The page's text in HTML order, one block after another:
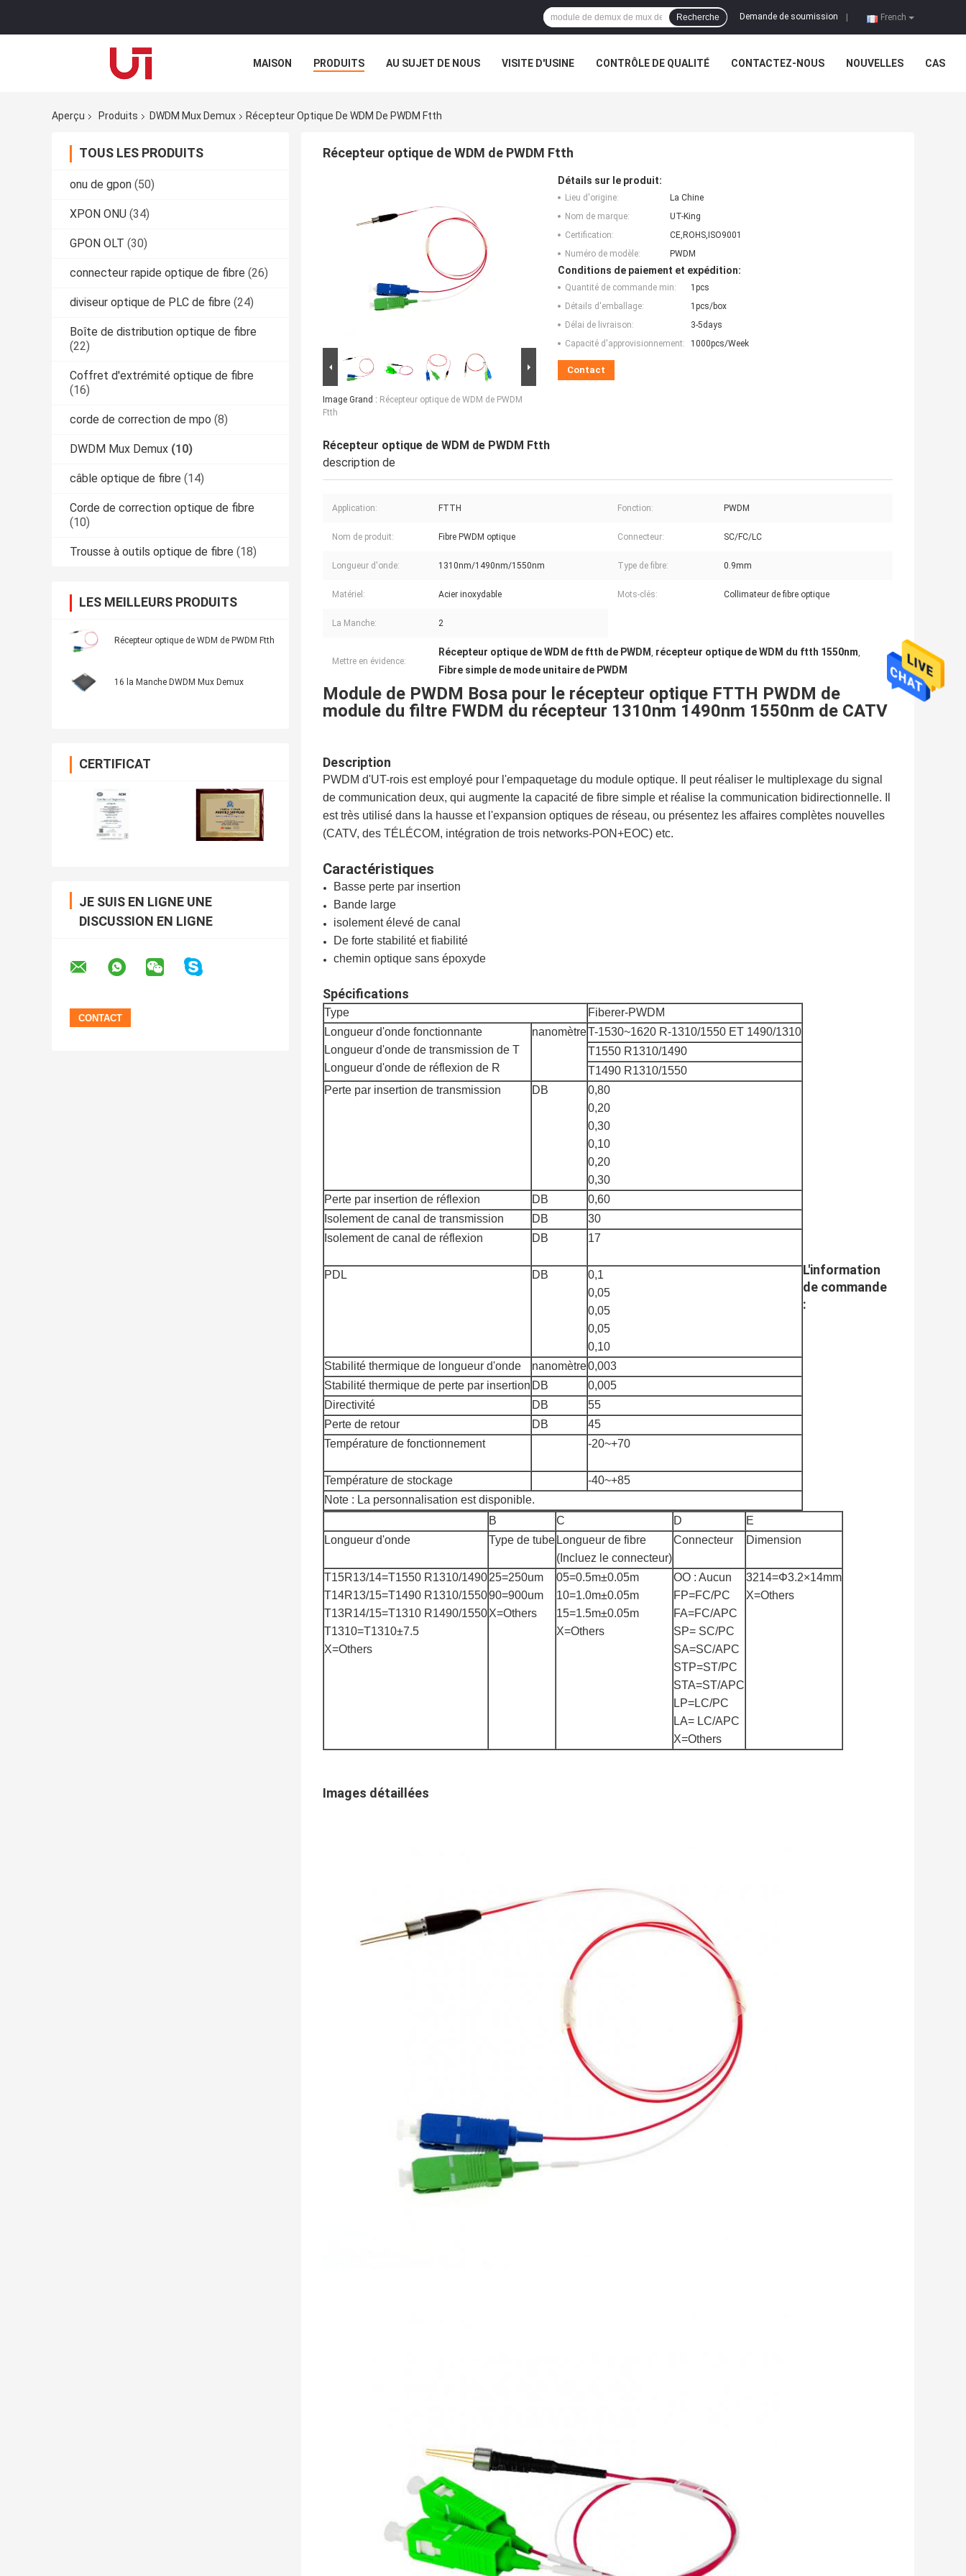
French
Demande de soumission
Recherche
MAISON PRODUITS AU SUJET DE NOUS VISITE D'USINE CONTRÔLE DE QUALITÉ CONTACTEZ-NOUS NOUVELLES CAS
Aperçu Produits DWDM Mux Demux Récepteur Optique De WDM De PWDM Ftth
TOUS LES PRODUITS
onu de gpon (50)
XPON ONU (34)
GPON OLT (30)
connecteur rapide optique de fibre (26)
diviseur optique de PLC de fibre (24)
Boîte de distribution optique de fibre
(22)
Coffret d'extrémité optique de fibre
(16)
corde de correction de mpo (8)
DWDM Mux Demux (10)
câble optique de fibre (14)
Corde de correction optique de fibre
(10)
Trousse à outils optique de fibre (18)
LES MEILLEURS PRODUITS
Récepteur optique de WDM de PWDM Ftth
16 la Manche DWDM Mux Demux
CERTIFICAT
JE SUIS EN LIGNE UNE
DISCUSSION EN LIGNE
Récepteur optique de WDM de PWDM Ftth
Image Grand : Récepteur optique de WDM de PWDM
Ftth
Détails sur le produit:
Lieu d'origine:
La Chine
Nom de marque:
UT-King
Certification:
CE,ROHS,ISO9001
Numéro de modèle:
PWDM
Conditions de paiement et expédition:
Quantité de commande min:
1pcs
Détails d'emballage:
1pcs/box
Délai de livraison:
3-5days
Capacité d'approvisionnement:
1000pcs/Week
Contact
Récepteur optique de WDM de PWDM Ftth
description de
Application: FTTH Fonction: PWDM
Nom de produit: Fibre PWDM optique Connecteur: SC/FC/LC
Longueur d'onde: 1310nm/1490nm/1550nm Type de fibre: 0.9mm
Matériel: Acier inoxydable Mots-clés: Collimateur de fibre optique
La Manche: 2
Mettre en évidence:
Récepteur optique de WDM de ftth de PWDM , récepteur optique de WDM du ftth 1550nm,
Fibre simple de mode unitaire de PWDM
Module de PWDM Bosa pour le récepteur optique FTTH PWDM de
module du filtre FWDM du récepteur 1310nm 1490nm 1550nm de CATV
Description
PWDM d'UT-rois est employé pour l'empaquetage du module optique. Il peut réaliser le multiplexage du signal
de communication deux, qui augmente la capacité de fibre simple et réalise la communication bidirectionnelle. Il
est très utilisé dans la hausse et l'expansion optiques de réseau, ou présentez les affaires complètes nouvelles
(CATV, des TÉLÉCOM, intégration de trois networks-PON+EOC) etc.
Caractéristiques
Basse perte par insertion
Bande large
isolement élevé de canal
De forte stabilité et fiabilité
chemin optique sans époxyde
Spécifications
Type
Fiberer-PWDM
Longueur d'onde fonctionnante
Longueur d'onde de transmission de T
Longueur d'onde de réflexion de R
nanomètreT-1530~1620 R-1310/1550 ET 1490/1310
T1550 R1310/1490
T1490 R1310/1550
Perte par insertion de transmission
DB
0,80
0,20
0,30
0,10
0,20
0,30
Perte par insertion de réflexion
DB
0,60
Isolement de canal de transmission
DB
30
Isolement de canal de réflexion
DB 17
PDL DB
0,1
0,05
0,05
0,05
0,10
Stabilité thermique de longueur d'onde
nanomètre0,003
Stabilité thermique de perte par insertion DB
0,005
Directivité
DB
55
Perte de retour
DB
45
Température de fonctionnement
-20~+70
Température de stockage
-40~+85
Note : La personnalisation est disponible.
L'information
de commande
:
B C D
E
Longueur d'onde
Type de tube Longueur de fibre
(Incluez le connecteur)
Connecteur Dimension
T15R13/14=T1550 R1310/1490
T14R13/15=T1490 R1310/1550
T13R14/15=T1310 R1490/1550
T1310=T1310±7.5
X=Others
25=250um
90=900um
X=Others
05=0.5m±0.05m
10=1.0m±0.05m
15=1.5m±0.05m
X=Others
OO : Aucun
FP=FC/PC
FA=FC/APC
SP= SC/PC
SA=SC/APC
STP=ST/PC
STA=ST/APC
LP=LC/PC
LA= LC/APC
X=Others
3214=Φ3.2×14mm
X=Others
Images détaillées